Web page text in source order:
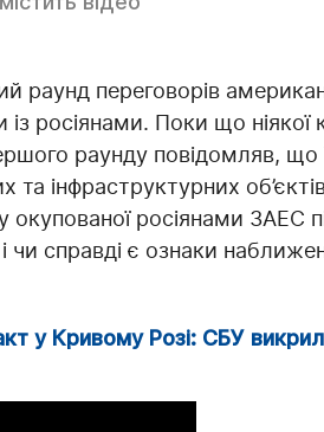
раунд переговорів
росіянами. Поки що ніякої
раунду повідомляв, що
та інфраструктурних
окупованої росіянами ЗАЕС
чи справді є ознаки
у Кривому Розі: СБУ